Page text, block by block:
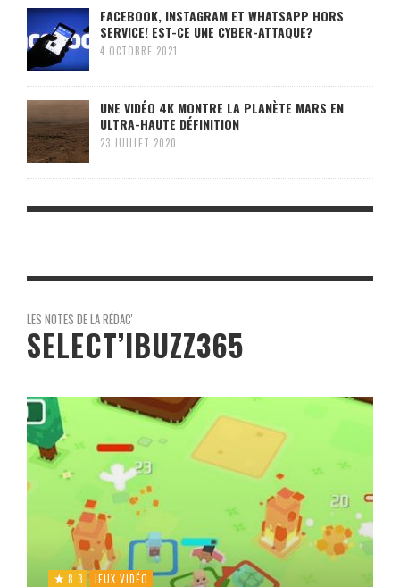
FACEBOOK, INSTAGRAM ET WHATSAPP HORS
SERVICE! EST-CE UNE CYBER-ATTAQUE?
4 OCTOBRE 2021
UNE VIDÉO 4K MONTRE LA PLANÈTE MARS EN
ULTRA-HAUTE DÉFINITION
23 JUILLET 2020
LES NOTES DE LA RÉDAC'
SELECT’IBUZZ365
8.3 JEUX VIDÉO